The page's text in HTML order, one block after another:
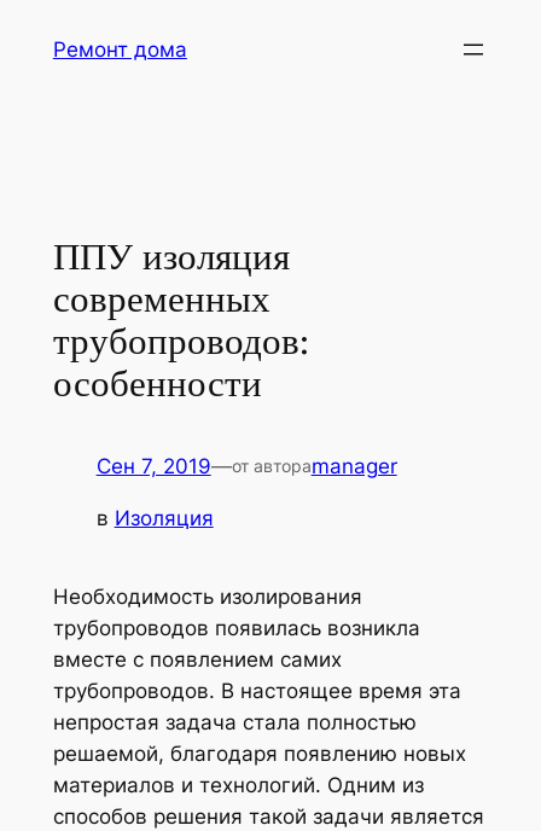
Ремонт дома
ППУ изоляция
современных
трубопроводов:
особенности
Сен 7, 2019—от автораmanager
в Изоляция
Необходимость изолирования
трубопроводов появилась возникла
вместе с появлением самих
трубопроводов. В настоящее время эта
непростая задача стала полностью
решаемой, благодаря появлению новых
материалов и технологий. Одним из
способов решения такой задачи является